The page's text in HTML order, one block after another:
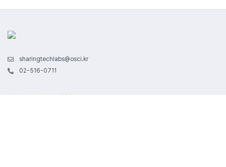
sharingtechlabs@osci.kr
02-516-0711